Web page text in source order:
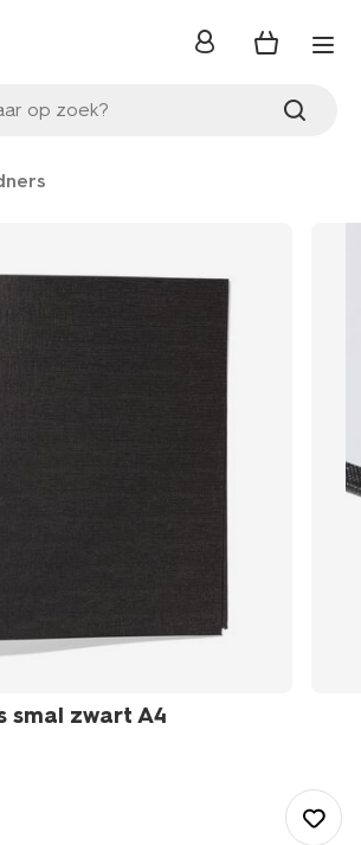
op zoek?
inloggen
smal zwart A4